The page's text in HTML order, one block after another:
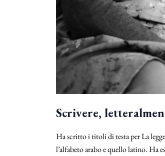
Scrivere,
Ha scritto i titoli di testa per La
l’alfabeto arabo e quello latino. Ha